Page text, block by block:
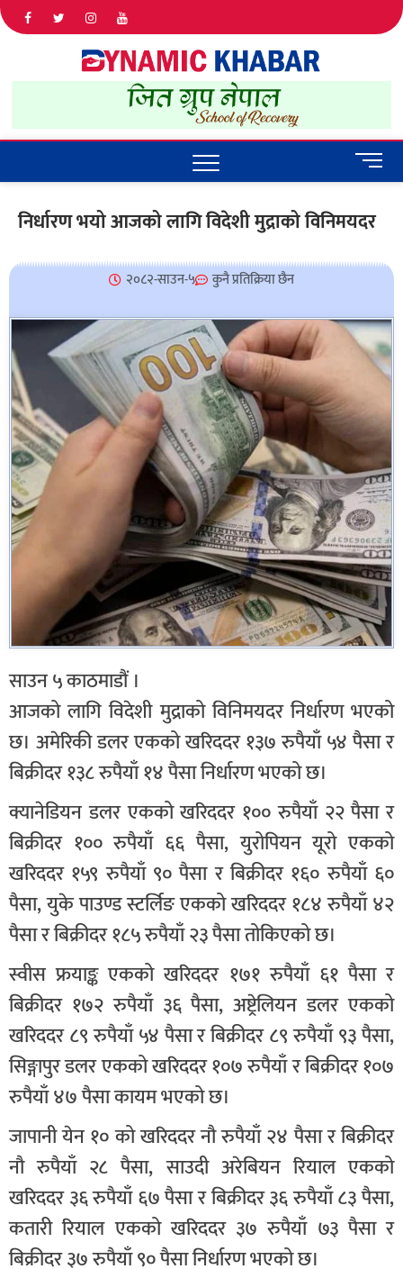
IN NEPAL
M
e
u
u
o
निर्धारण भयो आजको लागि विदेशी मुद्राको विनिमयदर
२०८२-साउन-५ कुनै प्रतिक्रिया छैन
साउन ५ काठमाडौं ।
आजको लागि विदेशी मुद्राको विनिमयदर निर्धारण भएको
छ। अमेरिकी डलर एकको खरिददर १३७ रुपैयाँ ५४ पैसा र
बिक्रीदर १३८ रुपैयाँ १४ पैसा निर्धारण भएको छ।
क्यानेडियन डलर एकको खरिददर १०० रुपैयाँ २२ पैसा र
बिक्रीदर १०० रुपैयाँ ६६ पैसा, युरोपियन यूरो एकको
खरिददर १५९ रुपैयाँ ९० पैसा र बिक्रीदर १६० रुपैयाँ ६०
पैसा, युके पाउण्ड स्टर्लिङ एकको खरिददर १८४ रुपैयाँ ४२
पैसा र बिक्रीदर १८५ रुपैयाँ २३ पैसा तोकिएको छ।
स्वीस फ्रयाङ्क एकको खरिददर १७१ रुपैयाँ ६१ पैसा र
बिक्रीदर १७२ रुपैयाँ ३६ पैसा, अष्ट्रेलियन डलर एकको
खरिददर ८९ रुपैयाँ ५४ पैसा र बिक्रीदर ८९ रुपैयाँ ९३ पैसा,
सिङ्गापुर डलर एकको खरिददर १०७ रुपैयाँ र बिक्रीदर १०७
रुपैयाँ ४७ पैसा कायम भएको छ।
जापानी येन १० को खरिददर नौ रुपैयाँ २४ पैसा र बिक्रीदर
नौ रुपैयाँ २८ पैसा, साउदी अरेबियन रियाल एकको
खरिददर ३६ रुपैयाँ ६७ पैसा र बिक्रीदर ३६ रुपैयाँ ८३ पैसा,
कतारी रियाल एकको खरिददर ३७ रुपैयाँ ७३ पैसा र
बिक्रीदर ३७ रुपैयाँ ९० पैसा निर्धारण भएको छ।